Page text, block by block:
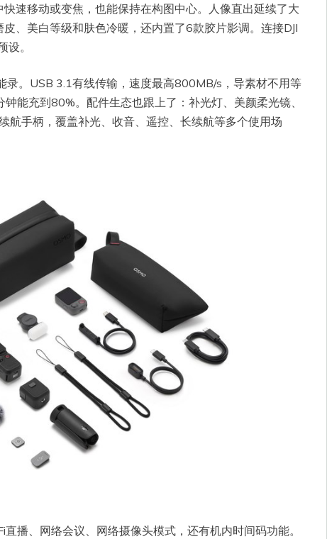
速移动或变焦，也能保持在构图中心。人像直出延续了大
、美白等级和肤色冷暖，还内置了6款胶片影调。连接DJI
。
录。USB 3.1有线传输，速度最高800MB/s，导素材不用等
能充到80%。配件生态也跟上了：补光灯、美颜柔光镜、
航手柄，覆盖补光、收音、遥控、长续航等多个使用场
播、网络会议、网络摄像头模式，还有机内时间码功能。